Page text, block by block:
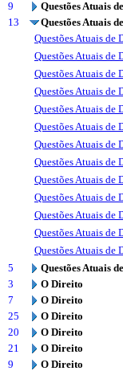
9
Questões Atuais
13
Questões Atuais
Questões Atuais de
Questões Atuais de
Questões Atuais de
Questões Atuais de
Questões Atuais de
Questões Atuais de
Questões Atuais de
Questões Atuais de
Questões Atuais de
Questões Atuais de
Questões Atuais de
Questões Atuais de
Questões Atuais de
5
Questões Atuais
3
O Direito
7
O Direito
25
O Direito
20
O Direito
21
O Direito
9
O Direito